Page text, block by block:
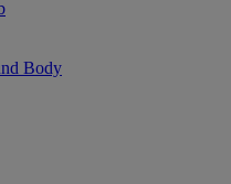
Body